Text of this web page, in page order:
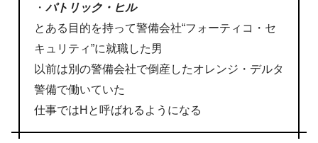
・ パトリック・ヒル
とある目的を持って警備会社“フォーティコ・セ
キュリティ”に就職した男
以前は別の警備会社で倒産したオレンジ・デルタ
警備で働いていた
仕事ではHと呼ばれるようになる